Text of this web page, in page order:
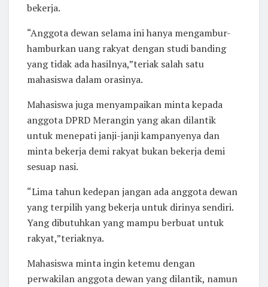
bekerja.
“Anggota dewan selama ini hanya mengambur-
hamburkan uang rakyat dengan studi banding
yang tidak ada hasilnya,”teriak salah satu
mahasiswa dalam orasinya.
Mahasiswa juga menyampaikan minta kepada
anggota DPRD Merangin yang akan dilantik
untuk menepati janji-janji kampanyenya dan
minta bekerja demi rakyat bukan bekerja demi
sesuap nasi.
“Lima tahun kedepan jangan ada anggota dewan
yang terpilih yang bekerja untuk dirinya sendiri.
Yang dibutuhkan yang mampu berbuat untuk
rakyat,”teriaknya.
Mahasiswa minta ingin ketemu dengan
perwakilan anggota dewan yang dilantik, namun